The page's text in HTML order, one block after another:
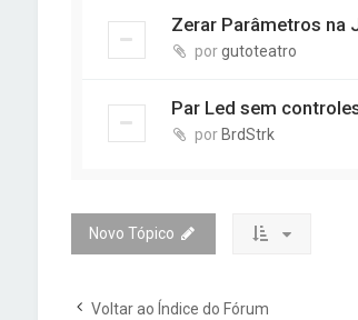
Zerar Parâmetros na
porgutoteatro
Par Led sem
por BrdStrk
Novo Tópico
Voltar ao Índice do Fórum